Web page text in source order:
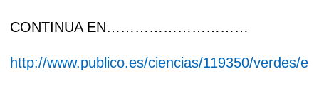
CONTINUA EN…………………………
http://www.publico.es/ciencias/119350/verdes/